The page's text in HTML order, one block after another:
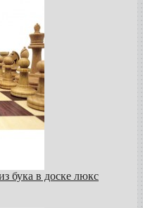
бука в доске люкс